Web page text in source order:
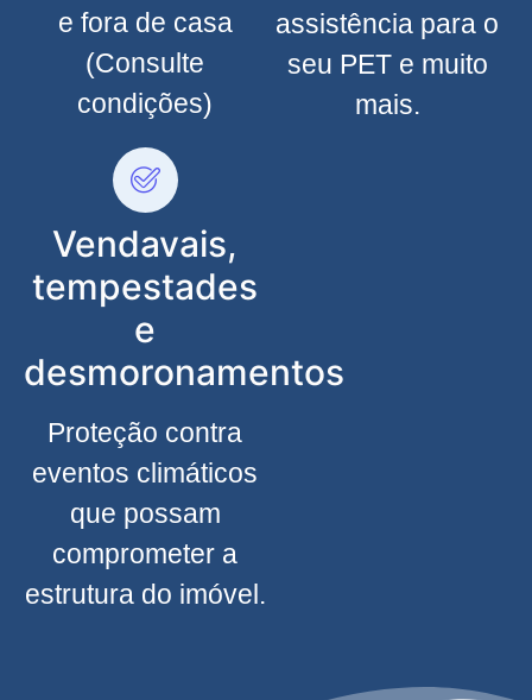
e fora de casa
(Consulte
condições)
Vendavais,
tempestades
e
desmoronamentos
Proteção contra
eventos climáticos
que possam
comprometer a
estrutura do imóvel.
assistência para o
seu PET e muito
mais.